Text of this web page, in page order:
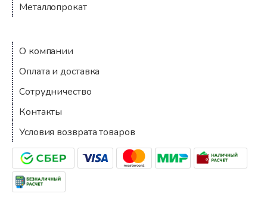
Металлопрокат
Компания
О компании
Оплата и доставка
Сотрудничество
Контакты
Условия возврата товаров